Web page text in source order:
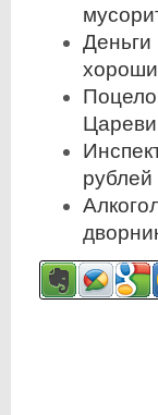
Деньги
рублей